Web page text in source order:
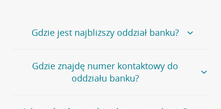
Gdzie jest najbliższy oddział banku?
Jeśli szukasz oddziału naszego banku, zapraszamy na
stronęPlacówki i bankomaty, na której znajduje się
wygodna wyszukiwarka.
oddziałów
Gdzie znajdę numer kontaktowy do
oddziału banku?
Bank Credit Agricole nie udostępnia ogólnego numeru